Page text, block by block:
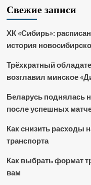
Свежие записи
ХК «Сибирь»:
история
Трёхкратный
возглавил минское
Беларусь поднялась
после успешных
Как снизить расходы
транспорта
Как выбрать формат
вам